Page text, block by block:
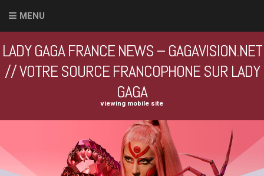
MENU
LADY GAGA FRANCE NEWS – GAGAVISION.NET
// VOTRE SOURCE FRANCOPHONE SUR LADY
GAGA
viewing mobile site